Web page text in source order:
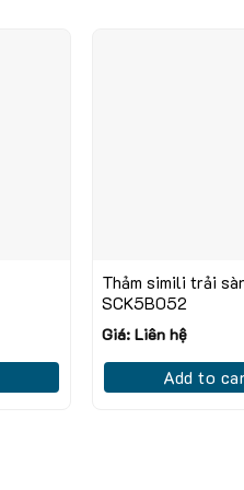
Thảm simili trải
SCK5B052
Giá: Liên hệ
Add to